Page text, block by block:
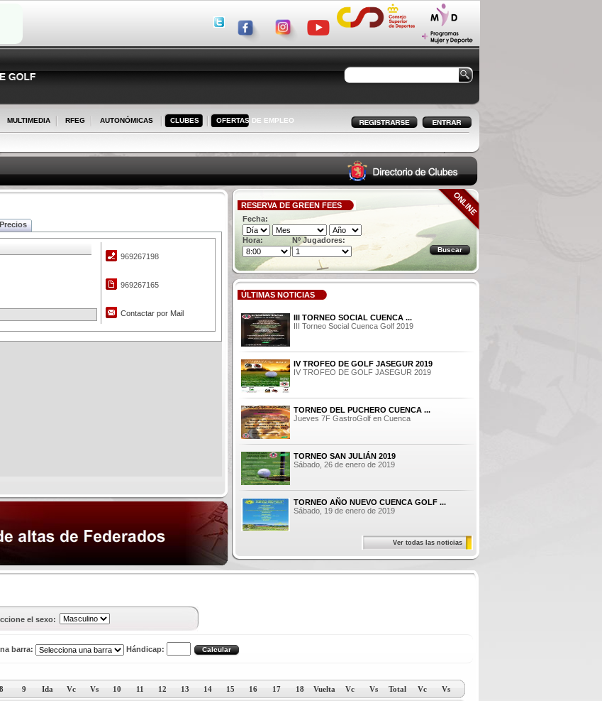
MULTIMEDIA RFEG AUTONÓMICAS CLUBES OFERTAS DE EMPLEO
969267198
969267165
Contactar por Mail
RESERVA DE GREEN FEES
Fecha:
Hora: Nº Jugadores:
ÚLTIMAS NOTICIAS
III TORNEO SOCIAL CUENCA ...
III Torneo Social Cuenca Golf 2019
IV TROFEO DE GOLF JASEGUR 2019
IV TROFEO DE GOLF JASEGUR 2019
TORNEO DEL PUCHERO CUENCA ...
Jueves 7F GastroGolf en Cuenca
TORNEO SAN JULIÁN 2019
Sábado, 26 de enero de 2019
TORNEO AÑO NUEVO CUENCA GOLF ...
Sábado, 19 de enero de 2019
Ver todas las noticias
el sexo:
barra: Hándicap:
8 9 Ida Vc Vs 10 11 12 13 14 15 16 17 18 Vuelta Vc Vs Total Vc Vs